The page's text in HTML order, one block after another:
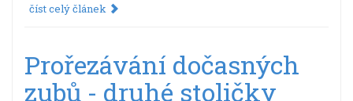
číst celý článek
Prořezávání dočasných
zubů - druhé stoličky